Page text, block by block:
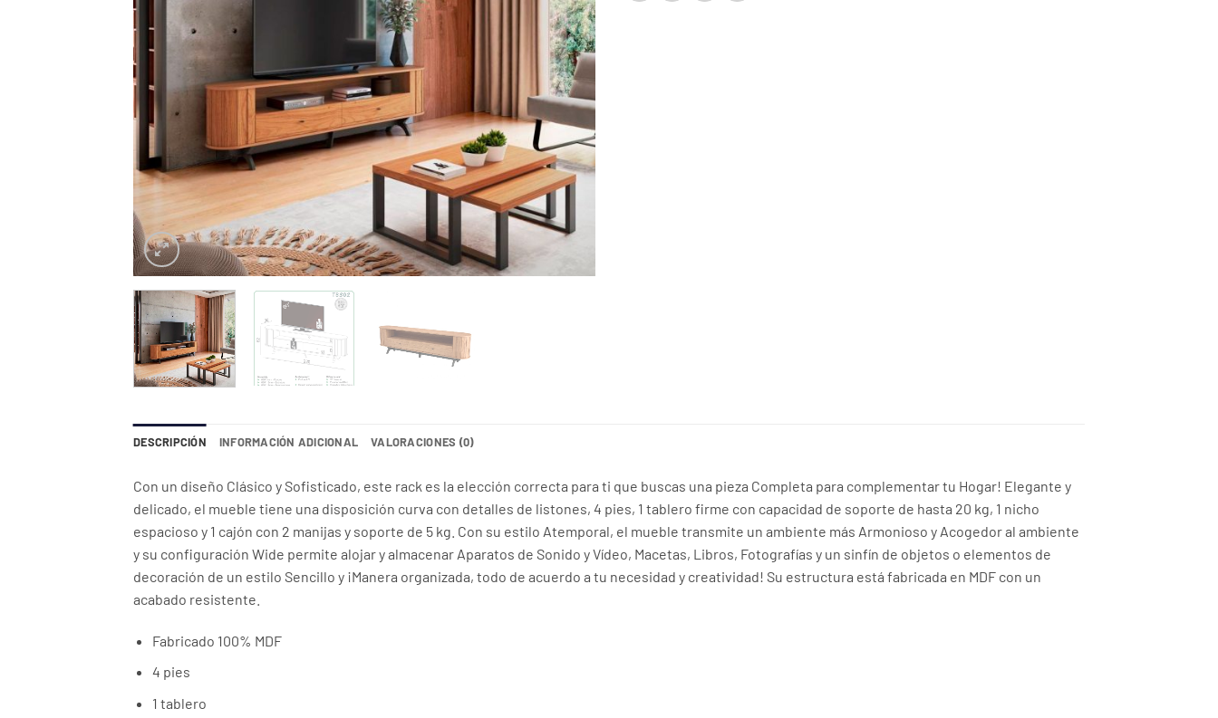
DESCRIPCIÓN INFORMACIÓN ADICIONAL VALORACIONES (0)
Con un diseño Clásico y Sofisticado, este rack es la elección correcta para ti que buscas una pieza Completa para complementar tu Hogar! Elegante y
delicado, el mueble tiene una disposición curva con detalles de listones, 4 pies, 1 tablero firme con capacidad de soporte de hasta 20 kg, 1 nicho
espacioso y 1 cajón con 2 manijas y soporte de 5 kg. Con su estilo Atemporal, el mueble transmite un ambiente más Armonioso y Acogedor al ambiente
y su configuración Wide permite alojar y almacenar Aparatos de Sonido y Vídeo, Macetas, Libros, Fotografías y un sinfín de objetos o elementos de
decoración de un estilo Sencillo y ¡Manera organizada, todo de acuerdo a tu necesidad y creatividad! Su estructura está fabricada en MDF con un
acabado resistente.
Fabricado 100% MDF
4 pies
1 tablero